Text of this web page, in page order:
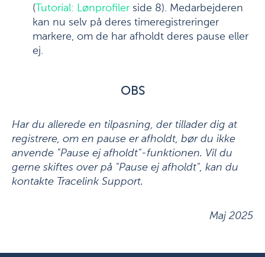
( Tutorial: Lønprofiler side 8). Medarbejderen
kan nu selv på deres timeregistreringer
markere, om de har afholdt deres pause eller
ej.
OBS
Har du allerede en tilpasning, der tillader dig at
registrere, om en pause er afholdt, bør du ikke
anvende "Pause ej afholdt"-funktionen. Vil du
gerne skiftes over på "Pause ej afholdt", kan du
kontakte Tracelink Support.
Maj 2025